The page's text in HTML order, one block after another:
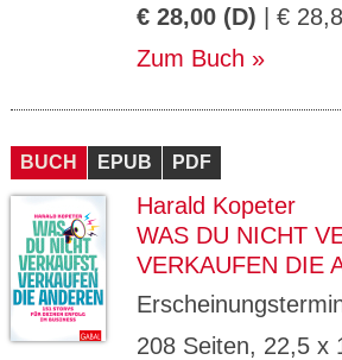
€ 28,00 (D) | €
Zum Buch
BUCH EPUB PDF
Harald Kopeter
WAS DU NICHT
VERKAUFEN DIE
208 Seiten, 22,5 x